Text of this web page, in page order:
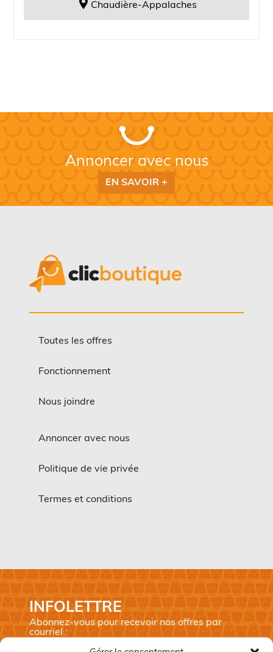
Chaudière-Appalaches
Annoncer avec nous
EN SAVOIR +
Toutes les offres
Fonctionnement
Nous joindre
Annoncer avec nous
Politique de vie privée
Termes et conditions
INFOLETTRE
Abonnez-vous pour recevoir nos offres par
courriel :